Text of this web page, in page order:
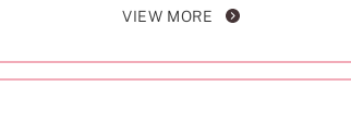
VIEW MORE